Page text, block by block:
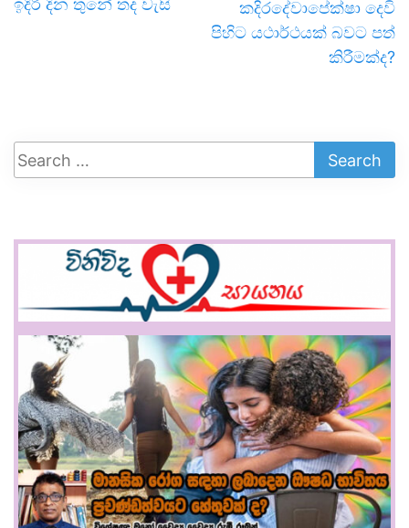
ඉදිරි දින තුනේ තද වැසි
කදිරදේවාපේක්ෂා දෙවි
පිහිට යථාර්ථයක් බවට පත්
කිරීමක්ද?